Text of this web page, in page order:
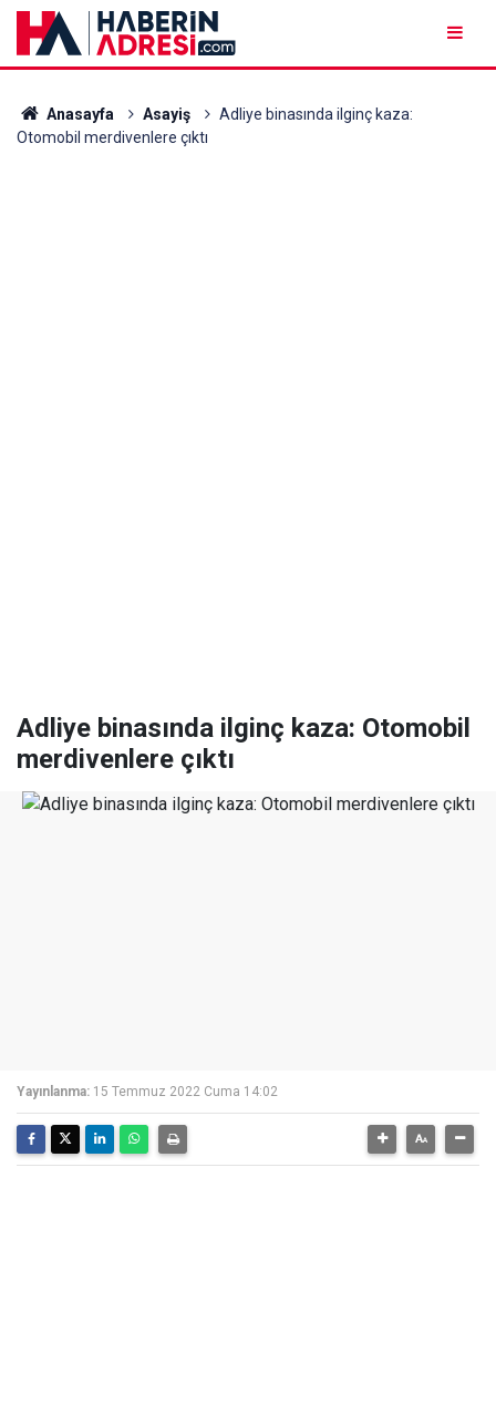
Anasayfa Asayiş
Adliye binasında ilginç kaza:
Otomobil merdivenlere çıktı
Adliye binasında ilginç kaza: Otomobil
merdivenlere çıktı
Yayınlanma: 15 Temmuz 2022 Cuma 14:02